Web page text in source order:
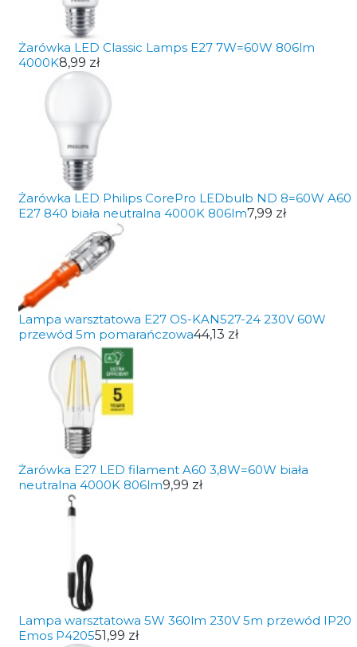
Żarówka LED Classic Lamps E27 7W=60W 806lm
4000K8,99 zł
Żarówka LED Philips CorePro LEDbulb ND 8=60W A60
E27 840 biała neutralna 4000K 806lm7,99 zł
Lampa warsztatowa E27 OS-KAN527-24 230V 60W
przewód 5m pomarańczowa44,13 zł
Żarówka E27 LED filament A60 3,8W=60W biała
neutralna 4000K 806lm9,99 zł
Lampa warsztatowa 5W 360lm 230V 5m przewód IP20
Emos P420551,99 zł